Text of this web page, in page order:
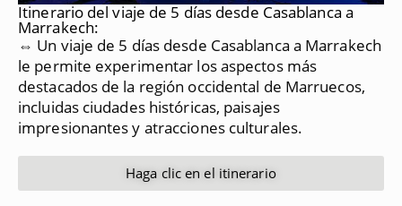
Itinerario del viaje de 5 días desde Casablanca a
Marrakech:
⇔ Un viaje de 5 días desde Casablanca a Marrakech
le permite experimentar los aspectos más
destacados de la región occidental de Marruecos,
incluidas ciudades históricas, paisajes
impresionantes y atracciones culturales.
Haga clic en el itinerario